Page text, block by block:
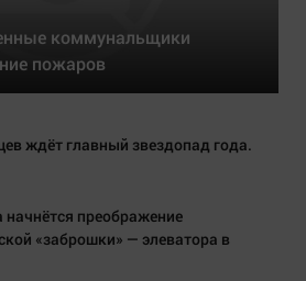
коммунальщики
пожаров
ждёт главный звездопад года.
начнётся преображение
«заброшки» — элеватора в